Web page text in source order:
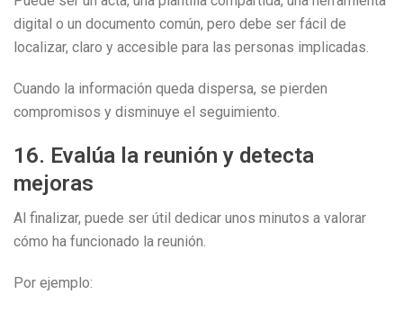
digital o un documento común, pero debe ser fácil de
localizar, claro y accesible para las personas implicadas.
Cuando la información queda dispersa, se pierden
compromisos y disminuye el seguimiento.
16. Evalúa la reunión y detecta
mejoras
Al finalizar, puede ser útil dedicar unos minutos a valorar
cómo ha funcionado la reunión.
Por ejemplo: